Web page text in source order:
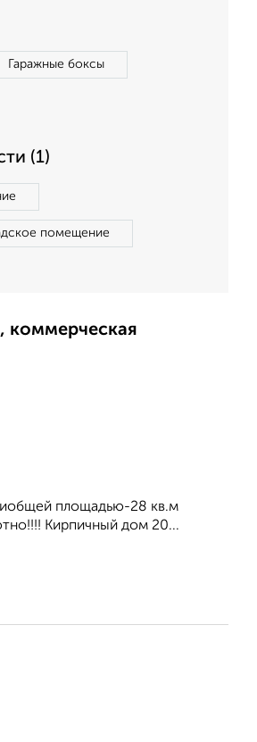
Гаражные боксы
(1)
помещение
коммерческая
площадью-28 кв.м
Кирпичный дом 20...